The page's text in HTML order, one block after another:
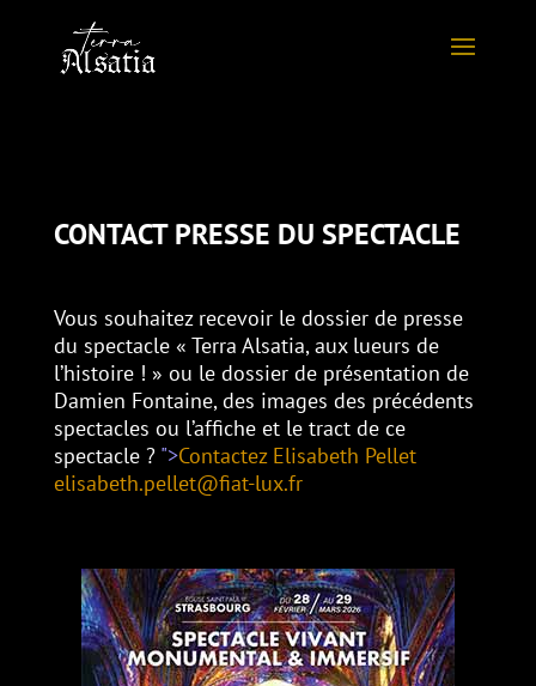
CONTACT PRESSE DU SPECTACLE
Vous souhaitez recevoir le dossier de presse
du spectacle « Terra Alsatia, aux lueurs de
l’histoire ! » ou le dossier de présentation de
Damien Fontaine, des images des précédents
spectacles ou l’affiche et le tract de ce
spectacle ? ">Contactez Elisabeth Pellet
elisabeth.pellet@fiat-lux.fr